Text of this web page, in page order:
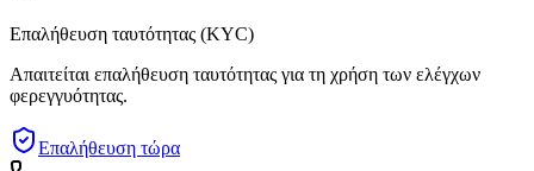
Επαλήθευση ταυτότητας (KYC)
Απαιτείται επαλήθευση ταυτότητας για τη χρήση των ελέγχων
φερεγγυότητας.
Επαλήθευση τώρα